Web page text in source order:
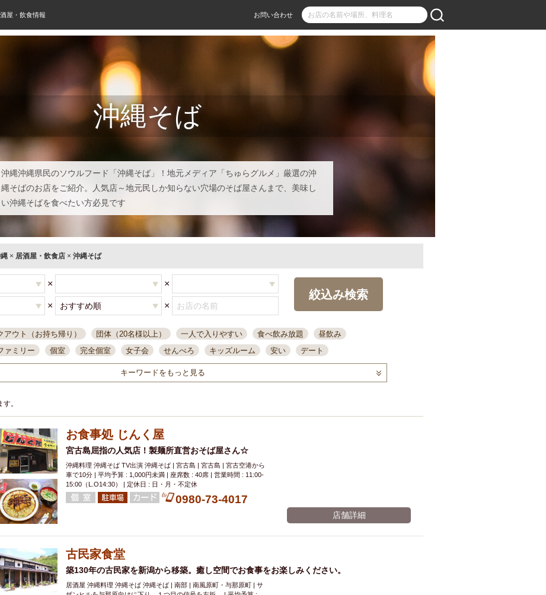
屋・飲食情報 お問い合わせ
沖縄そば
沖縄沖縄県民のソウルフード「沖縄そば」！地元メディア「ちゅらグルメ」厳選の沖
縄そばのお店をご紹介。人気店～地元民しか知らない穴場のそば屋さんまで、美味し
い沖縄そばを食べたい方必見です
× 居酒屋・飲食店 × 沖縄そば
× ×
× ×
絞込み検索
アウト（お持ち帰り） 団体（20名様以上） 一人で入りやすい 食べ飲み放題
昼飲み
ァミリー 個室 完全個室 女子会 せんべろ キッズルーム 安い
デート
一人飲み 誕生日 大人数
ょい飲み コスパ最高 肉料理 模合 インスタ映え 座敷席 記念日 泡盛
喫煙可
朝まで営業
県産魚 焼鳥 忘年会コース レモンサワー 観光客に人気 大部屋30名
カウンター
20名 落ち着いた空間 4000円台コース
日本酒 鮮魚 大衆酒場 ノンアルコールビール ウィスキー
ピザ 焼酎 カラオケ デリバリー 寿司 クリスマス 和食
ライ
県庁前駅周辺 大部屋40名 旭橋駅周辺
オリオン 海ぶどう パスタ 民謡・生演奏 気軽に一杯
アグー豚
エビ カレー チャージ無し
能
牧志駅周辺 ペット同伴 ビアガーデン チーズ 天ぷら ラーメン
時間無制飲み放題
ススメ
沖縄そば 串揚げ バレンタイン 立ち飲み 5000円以上コース
キーワードをもっと見る
。
お食事処 じんく屋
宮古島屈指の人気店！製麺所直営おそば屋さん☆
沖縄料理 沖縄そば TV出演 沖縄そば | 宮古島 | 宮古島 | 宮古空港から
車で10分 | 平均予算 : 1,000円未満 | 座席数 : 40席 | 営業時間 : 11:00-
15:00（L.O14:30） | 定休日 : 日・月・不定休
0980-73-4017
店舗詳細
古民家食堂
築130年の古民家を新潟から移築。癒し空間でお食事をお楽しみください。
居酒屋 沖縄料理 沖縄そば 沖縄そば | 南部 | 南風原町・与那原町 | サ